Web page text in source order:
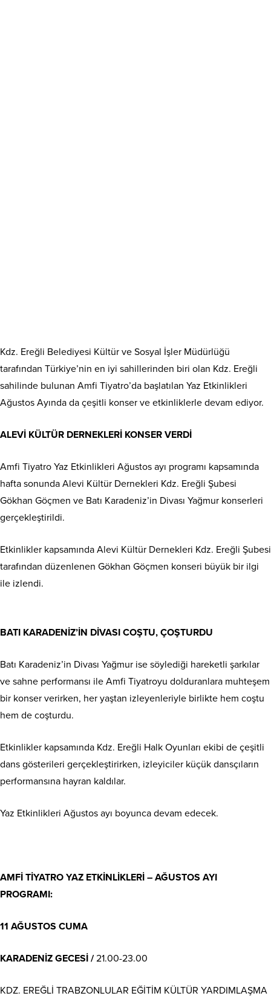
Kdz. Ereğli Belediyesi Kültür ve Sosyal İşler Müdürlüğü
tarafından Türkiye’nin en iyi sahillerinden biri olan Kdz. Ereğli
sahilinde bulunan Amfi Tiyatro’da başlatılan Yaz Etkinlikleri
Ağustos Ayında da çeşitli konser ve etkinliklerle devam ediyor.
ALEVİ KÜLTÜR DERNEKLERİ KONSER VERDİ
Amfi Tiyatro Yaz Etkinlikleri Ağustos ayı programı kapsamında
hafta sonunda Alevi Kültür Dernekleri Kdz. Ereğli Şubesi
Gökhan Göçmen ve Batı Karadeniz’in Divası Yağmur konserleri
gerçekleştirildi.
Etkinlikler kapsamında Alevi Kültür Dernekleri Kdz. Ereğli Şubesi
tarafından düzenlenen Gökhan Göçmen konseri büyük bir ilgi
ile izlendi.
BATI KARADENİZ’İN DİVASI COŞTU, ÇOŞTURDU
Batı Karadeniz’in Divası Yağmur ise söylediği hareketli şarkılar
ve sahne performansı ile Amfi Tiyatroyu dolduranlara muhteşem
bir konser verirken, her yaştan izleyenleriyle birlikte hem coştu
hem de coşturdu.
Etkinlikler kapsamında Kdz. Ereğli Halk Oyunları ekibi de çeşitli
dans gösterileri gerçekleştirirken, izleyiciler küçük dansçıların
performansına hayran kaldılar.
Yaz Etkinlikleri Ağustos ayı boyunca devam edecek.
AMFİ TİYATRO YAZ ETKİNLİKLERİ – AĞUSTOS AYI
PROGRAMI:
11 AĞUSTOS CUMA
KARADENİZ GECESİ /21.00-23.00
KDZ. EREĞLİ TRABZONLULAR EĞİTİM KÜLTÜR YARDIMLAŞMA